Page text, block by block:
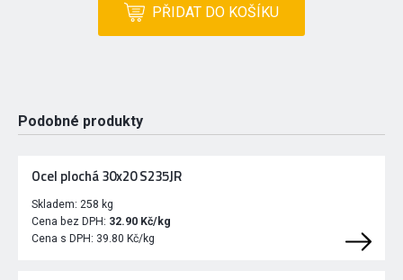
PŘIDAT DO KOŠÍKU
Podobné produkty
Ocel plochá 30x20 S235JR
Skladem: 258 kg
Cena bez DPH: 32.90 Kč/kg
Cena s DPH: 39.80 Kč/kg